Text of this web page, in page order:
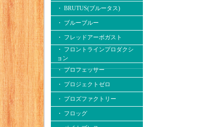
・ BRUTUS(ブルータス)
・ ブルーブルー
・ フレッドアーボガスト
・ フロントラインプロダクシ
ョン
・ プロフェッサー
・ プロジェクトゼロ
・ プロズファクトリー
・ フロッグ